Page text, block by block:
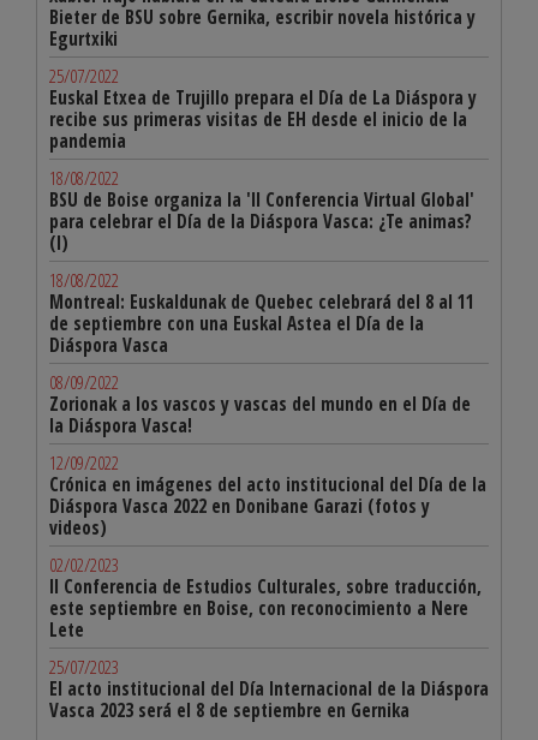
Bieter de BSU sobre Gernika, escribir novela histórica y
Egurtxiki
25/07/2022
Euskal Etxea de Trujillo prepara el Día de La Diáspora y
recibe sus primeras visitas de EH desde el inicio de la
pandemia
18/08/2022
BSU de Boise organiza la 'II Conferencia Virtual Global'
para celebrar el Día de la Diáspora Vasca: ¿Te animas?
(I)
18/08/2022
Montreal: Euskaldunak de Quebec celebrará del 8 al 11
de septiembre con una Euskal Astea el Día de la
Diáspora Vasca
08/09/2022
Zorionak a los vascos y vascas del mundo en el Día de
la Diáspora Vasca!
12/09/2022
Crónica en imágenes del acto institucional del Día de la
Diáspora Vasca 2022 en Donibane Garazi (fotos y
videos)
02/02/2023
II Conferencia de Estudios Culturales, sobre traducción,
este septiembre en Boise, con reconocimiento a Nere
Lete
25/07/2023
El acto institucional del Día Internacional de la Diáspora
Vasca 2023 será el 8 de septiembre en Gernika